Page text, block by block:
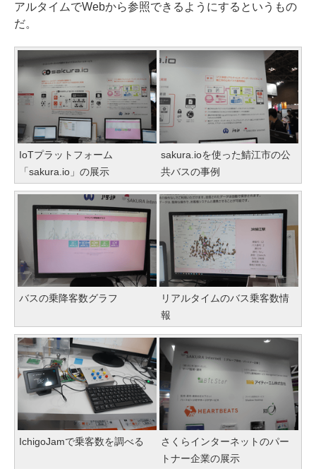
アルタイムでWebから参照できるようにするというもの
だ。
IoTプラットフォーム
「sakura.io」の展示
sakura.ioを使った鯖江市の公
共バスの事例
バスの乗降客数グラフ
リアルタイムのバス乗客数情
報
IchigoJamで乗客数を調べる
さくらインターネットのパー
トナー企業の展示